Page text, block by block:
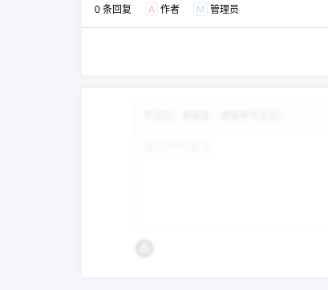
0 条回复 A 作者 M 管理员